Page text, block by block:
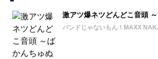
バンドじゃないもん！MAXX